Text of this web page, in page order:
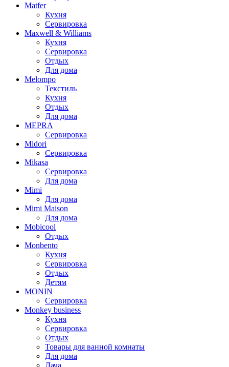
Matfer
Кухня
Сервировка
Maxwell & Williams
Кухня
Сервировка
Отдых
Для дома
Melompo
Текстиль
Кухня
Отдых
Для дома
MEPRA
Сервировка
Midori
Сервировка
Mikasa
Сервировка
Для дома
Mimi
Для дома
Mimi Maison
Для дома
Mobicool
Отдых
Monbento
Кухня
Сервировка
Отдых
Детям
MONIN
Сервировка
Monkey business
Кухня
Сервировка
Отдых
Товары для ванной комнаты
Для дома